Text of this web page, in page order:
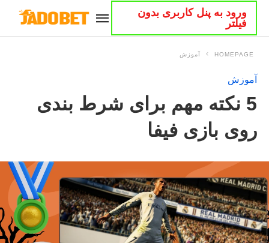
ورود به پنل کاربری بدون
فیلتر
HOMEPAGE آموزش
آموزش
5 نکته مهم برای شرط بندی
روی بازی فیفا